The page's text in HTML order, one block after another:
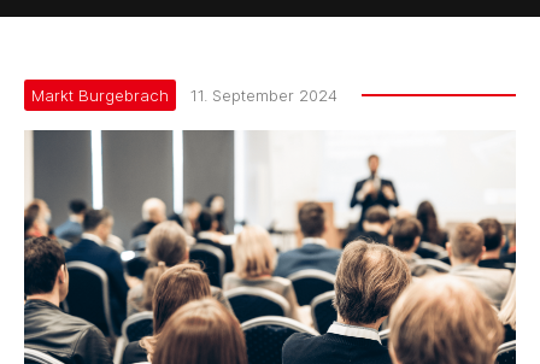
Markt Burgebrach 11. September 2024